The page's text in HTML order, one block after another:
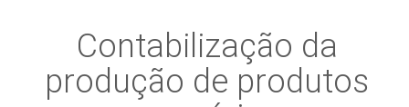
Contabilização da
produção de produtos